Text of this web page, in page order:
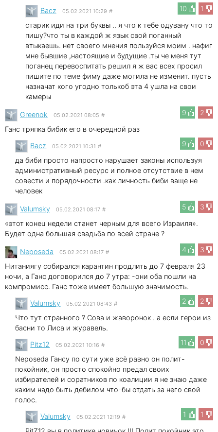
10
1
Bacz 05.02.2021 10:29 #
старик иди на три буквы .. я что к тебе одувану что то
пишу?что ты в каждой ж язык свой поганный
втыкаешь. нет своего мнения пользуйся моим . нафиг
мне бывшие ,настоящие и будущие .ты че меня тут
поганец перевоспитать решил я ж вас всех просил
пишите по теме фиму даже могила не изменит. пусть
назначат кого угодно толькоб эта 4 ушла на свои
камеры
9
2
Greenok 05.02.2021 08:05 #
Ганс тряпка бибик его в очередной раз
9
0
Bacz 05.02.2021 10:31 #
да биби просто напросто нарушает законы используя
административный ресурс и полное отсутствие в нем
совести и порядочности .как личность биби ваще не
человек
5
3
Valumsky 05.02.2021 08:17 #
«этот конец недели станет черным для всего Израиля».
Будет одна большая свадьба по всей стране ?
4
3
Neposeda 05.02.2021 08:17 #
Нитаниягу собирался карантин продлить до 7 февраля 23
ночи, а Ганс договорился до 7 утра: -они оба пошли на
компромисс. Ганс тоже имеет большую значимость.
2
2
Valumsky 05.02.2021 08:43 #
Что тут странного ? Сова и жаворонок . а если герои из
басни то Лиса и журавель.
11
0
Pitz12 05.02.2021 10:16 #
Neposeda Гансу по сути уже всё равно он полит-
покойник, он просто спокойно предал своих
избирателей и соратников по коалиции я не знаю даже
каким надо быть дебилом что-бы отдать за него свой
голос.
1
1
Valumsky 05.02.2021 12:19 #